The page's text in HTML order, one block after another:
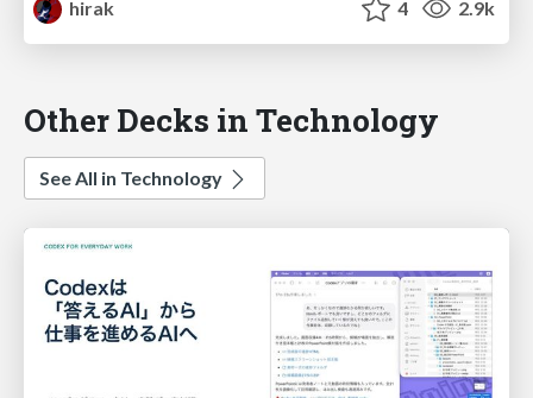
hirak
4 2.9k
Other Decks in Technology
See All in Technology